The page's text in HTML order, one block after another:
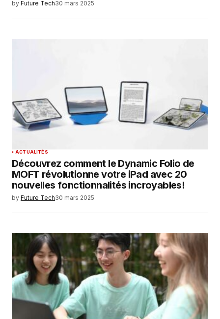
by Future Tech30 mars 2025
ACTUALITÉS
Découvrez comment le Dynamic Folio de
MOFT révolutionne votre iPad avec 20
nouvelles fonctionnalités incroyables!
by Future Tech30 mars 2025